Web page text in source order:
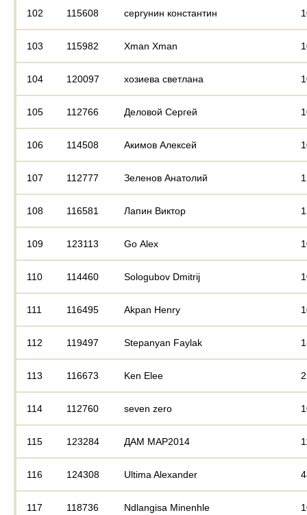
102 115608 сергунин константин
103 115982 Xman Xman
104 120097 хозиева светлана
105 112766 Деловой Сергей
106 114508 Акимов Алексей
107 112777 Зеленов Анатолий
108 116581 Лапин Виктор
109 123113 Go Аlex
110 114460 Sologubov Dmitrij
111 116495 Akpan Henry
112 119497 Stepanyan Faylak
113 116673 Ken Elee
114 112760 seven zero
115 123284 ДАМ МАР2014
116 124308 Ultima Alexander
117 118736 Ndlangisa Minenhle